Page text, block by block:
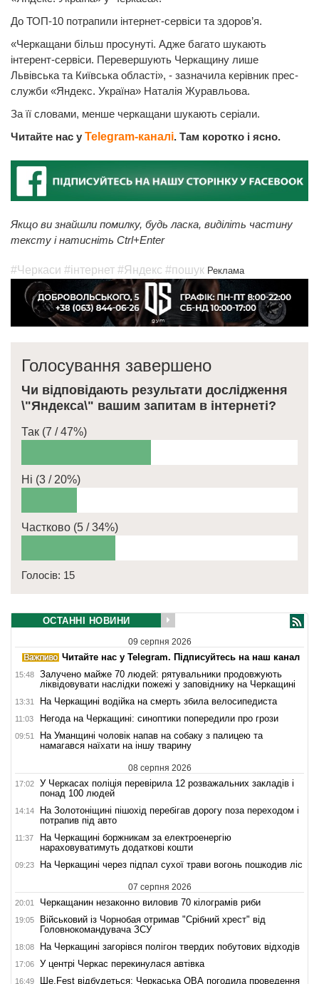
До ТОП-10 потрапили інтернет-сервіси та здоров’я.
«Черкащани більш просунуті. Адже багато шукають
інтерент-сервіси. Перевершують Черкащину лише
Львівська та Київська області», - зазначила керівник прес-
служби «Яндекс. Україна» Наталія Журавльова.
За її словами, менше черкащани шукають серіали.
Читайте нас у Telegram-каналі. Там коротко і ясно.
Якщо ви знайшли помилку, будь ласка, виділіть частину
тексту і натисніть Ctrl+Enter
#Черкаси #інтернет #Яндекс #пошук Реклама
Голосування завершено
Чи відповідають результати дослідження
\"Яндекса\" вашим запитам в інтернеті?
Так (7 / 47%)
Ні (3 / 20%)
Частково (5 / 34%)
Голосів: 15
ОСТАННІ НОВИНИ
09 серпня 2026
Читайте нас у Telegram. Підписуйтесь на наш канал
15:48
Залучено майже 70 людей: рятувальники продовжують
ліквідовувати наслідки пожежі у заповіднику на Черкащині
13:31 На Черкащині водійка на смерть збила велосипедиста
11:03 Негода на Черкащині: синоптики попередили про грози
09:51
На Уманщині чоловік напав на собаку з палицею та
намагався наїхати на іншу тварину
08 серпня 2026
17:02
У Черкасах поліція перевірила 12 розважальних закладів і
понад 100 людей
14:14
На Золотоніщині пішохід перебігав дорогу поза переходом і
потрапив під авто
11:37
На Черкащині боржникам за електроенергію
нараховуватимуть додаткові кошти
09:23 На Черкащині через підпал сухої трави вогонь пошкодив ліс
07 серпня 2026
20:01 Черкащанин незаконно виловив 70 кілограмів риби
19:05
Військовий із Чорнобая отримав "Срібний хрест" від
Головнокомандувача ЗСУ
18:08 На Черкащині загорівся полігон твердих побутових відходів
17:06 У центрі Черкас перекинулася автівка
16:49 Ше.Fest відбудеться: Черкаська ОВА погодила проведення